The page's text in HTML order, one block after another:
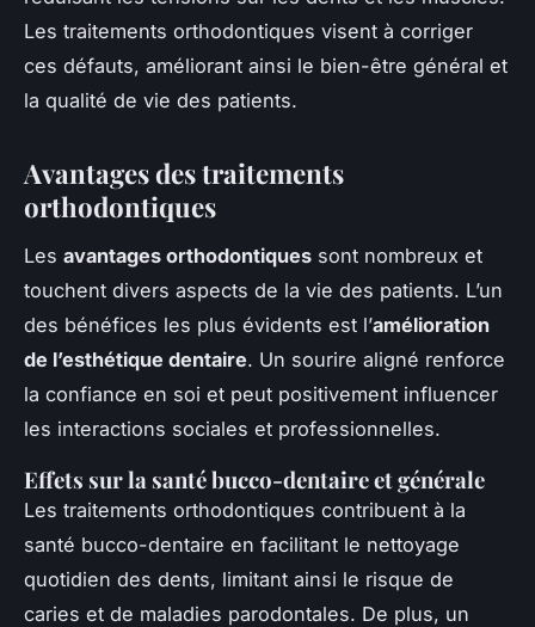
Les traitements orthodontiques visent à corriger
ces défauts, améliorant ainsi le bien-être général et
la qualité de vie des patients.
Avantages des traitements
orthodontiques
Les avantages orthodontiques sont nombreux et
touchent divers aspects de la vie des patients. L’un
des bénéfices les plus évidents est l’amélioration
de l’esthétique dentaire. Un sourire aligné renforce
la confiance en soi et peut positivement influencer
les interactions sociales et professionnelles.
Effets sur la santé bucco-dentaire et générale
Les traitements orthodontiques contribuent à la
santé bucco-dentaire en facilitant le nettoyage
quotidien des dents, limitant ainsi le risque de
caries et de maladies parodontales. De plus, un